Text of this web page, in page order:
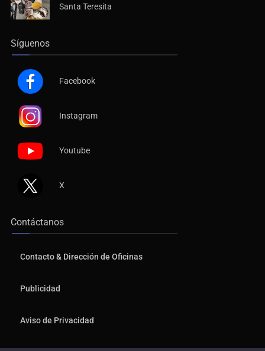
Santa Teresita
Síguenos
Facebook
Instagram
Youtube
X
Contáctanos
Contacto & Dirección de Oficinas
Publicidad
Aviso de Privacidad